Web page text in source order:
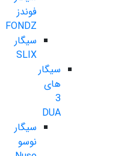
فوندز
FONDZ
سیگار
SLIX
سیگار
های
3
DUA
سیگار
نوسو